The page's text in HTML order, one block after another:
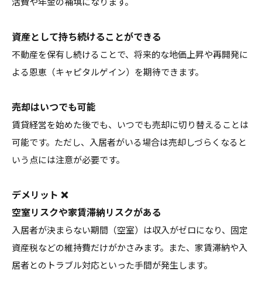
資産として持ち続けることができる
不動産を保有し続けることで、将来的な地価上昇や再開発に
よる恩恵（キャピタルゲイン）を期待できます。
売却はいつでも可能
賃貸経営を始めた後でも、いつでも売却に切り替えることは
可能です。ただし、入居者がいる場合は売却しづらくなると
いう点には注意が必要です。
デメリット ❌
空室リスクや家賃滞納リスクがある
入居者が決まらない期間（空室）は収入がゼロになり、固定
資産税などの維持費だけがかさみます。また、家賃滞納や入
居者とのトラブル対応といった手間が発生します。